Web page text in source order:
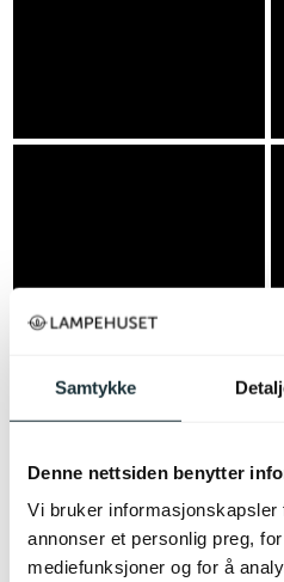
Samtykke
Denne nettsiden benytter
Vi bruker informasjonskapsler
annonser et personlig preg,
mediefunksjoner og for å